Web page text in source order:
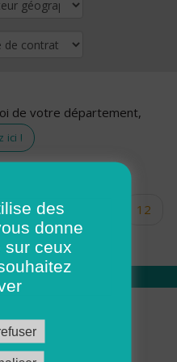
de votre département,
ici !
… 10
12
16 17
nous
ADMR
des
donne
sur ceux